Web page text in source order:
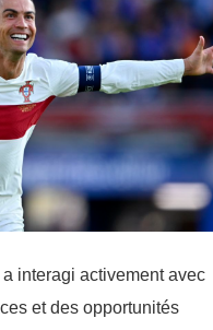
interagi activement avec
et des opportunités